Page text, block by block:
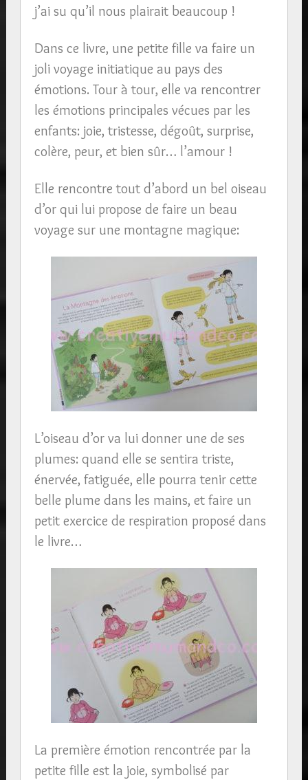
j’ai su qu’il nous plairait beaucoup !
Dans ce livre, une petite fille va faire un
joli voyage initiatique au pays des
émotions. Tour à tour, elle va rencontrer
les émotions principales vécues par les
enfants: joie, tristesse, dégoût, surprise,
colère, peur, et bien sûr… l’amour !
Elle rencontre tout d’abord un bel oiseau
d’or qui lui propose de faire un beau
voyage sur une montagne magique:
L’oiseau d’or va lui donner une de ses
plumes: quand elle se sentira triste,
énervée, fatiguée, elle pourra tenir cette
belle plume dans les mains, et faire un
petit exercice de respiration proposé dans
le livre…
La première émotion rencontrée par la
petite fille est la joie, symbolisé par